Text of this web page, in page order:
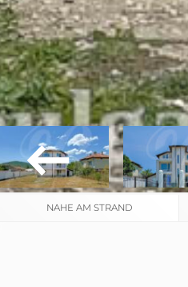
NAHE AM STRAND